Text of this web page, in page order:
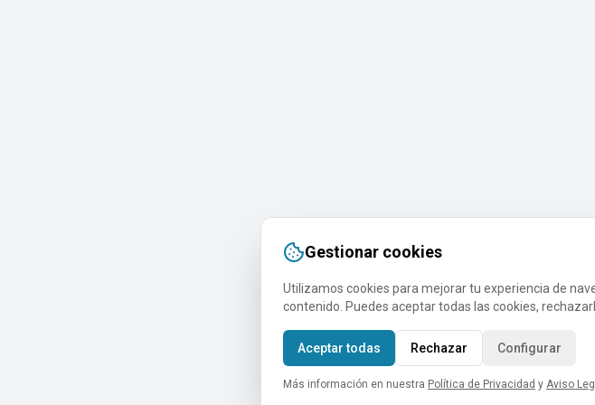
Gestionar cookies
Utilizamos cookies para mejorar tu experiencia de
contenido. Puedes aceptar todas las cookies,
Aceptar todas Rechazar Configurar
Más información en nuestra Política de Privacidad y Aviso